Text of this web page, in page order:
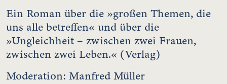
Ein Roman über die »großen Themen, die
uns alle betreffen« und über die
»Ungleichheit – zwischen zwei Frauen,
zwischen zwei Leben.« (Verlag)
Moderation: Manfred Müller